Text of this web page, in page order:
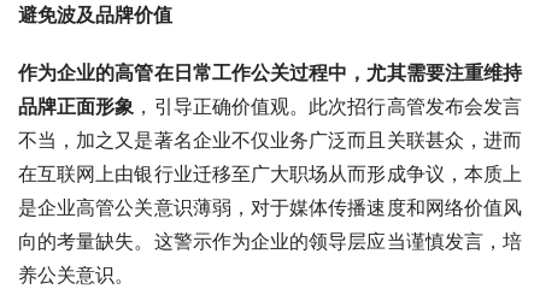
避免波及品牌价值
作为企业的高管在日常工作公关过程中，尤其需要注重维持
品牌正面形象 ，引导正确价值观。此次招行高管发布会发言
不当，加之又是著名企业不仅业务广泛而且关联甚众，进而
在互联网上由银行业迁移至广大职场从而形成争议，本质上
是企业高管公关意识薄弱，对于媒体传播速度和网络价值风
向的考量缺失。这警示作为企业的领导层应当谨慎发言，培
养公关意识。